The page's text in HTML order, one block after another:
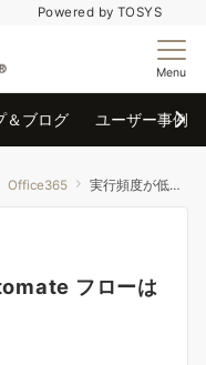
Powered by TOSYS
Menu
＆ブログ ユーザー事例
Office365 実行頻度が低い Power Automate フローはありませんか？
フローは